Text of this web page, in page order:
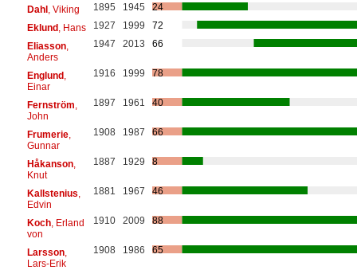
Dahl, Viking 1895 1945
24
Eklund, Hans 1927 1999
72
Eliasson,
Anders
1947 2013 66
Englund,
Einar
1916 1999 78
Fernström
John
1897 1961 40
Frumerie,
Gunnar
1908 1987 66
Håkanson,
Knut
1887 1929 8
Kallstenius
Edvin
1881 1967 46
Koch, Erland
von
1910 2009 88
Larsson,
Lars-Erik
1908 1986 65